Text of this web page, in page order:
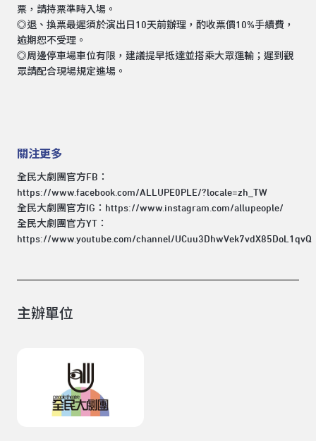
票，請持票準時入場。
◎退、換票最遲須於演出日10天前辦理，酌收票價10%手續費，
逾期恕不受理。
◎周邊停車場車位有限，建議提早抵達並搭乘大眾運輸；遲到觀
眾請配合現場規定進場。
關注更多
全民大劇團官方FB：
https://www.facebook.com/ALLUPE0PLE/?locale=zh_TW
全民大劇團官方IG： https://www.instagram.com/allupeople/
全民大劇團官方YT：
https://www.youtube.com/channel/UCuu3DhwVek7vdX85DoL1qvQ
主辦單位